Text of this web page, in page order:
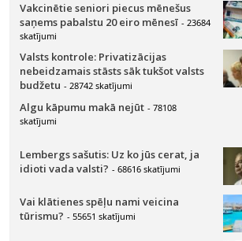
Vakcinētie seniori piecus mēnešus
saņems pabalstu 20 eiro mēnesī - 23684
skatījumi
Valsts kontrole: Privatizācijas
nebeidzamais stāsts sāk tukšot valsts
budžetu - 28742 skatījumi
Algu kāpumu makā nejūt - 78108
skatījumi
Lembergs sašutis: Uz ko jūs cerat, ja
idioti vada valsti? - 68616 skatījumi
Vai klātienes spēļu nami veicina
tūrismu? - 55651 skatījumi